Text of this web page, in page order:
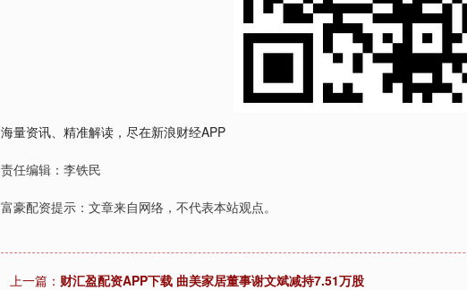
海量资讯、精准解读，尽在新浪财经APP
责任编辑：李铁民
富豪配资提示：文章来自网络，不代表本站观点。
上一篇： 财汇盈配资APP下载 曲美家居董事谢文斌减持7.51万股